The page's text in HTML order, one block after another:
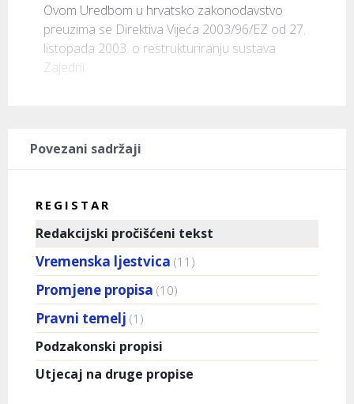
Ovom Uredbom u hrvatsko zakonodavstvo
preuzima se Direktiva Vijeća 2003/96/EZ od 27.
listopada 2003. o restrukturiranju sustava
Zajedni
Povezani sadržaji
REGISTAR
Redakcijski pročišćeni tekst
Vremenska ljestvica (11)
Promjene propisa (10)
Pravni temelj (1)
Podzakonski propisi
Utjecaj na druge propise